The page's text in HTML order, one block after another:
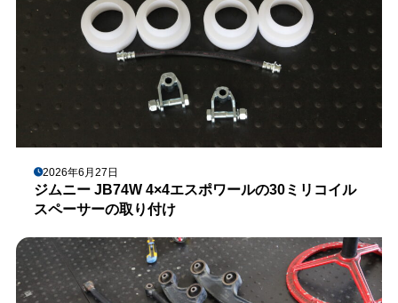
2026年6月27日
ジムニー JB74W 4×4エスポワールの30ミリコイル
スペーサーの取り付け